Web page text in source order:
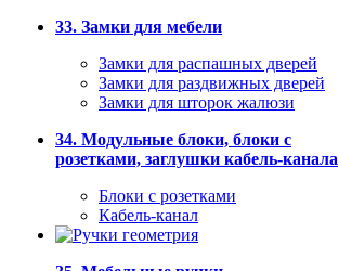
33. Замки для мебели
Замки для распашных дверей
Замки для раздвижных дверей
Замки для шторок жалюзи
34. Модульные блоки, блоки с
розетками, заглушки кабель-канала
Блоки с розетками
Кабель-канал